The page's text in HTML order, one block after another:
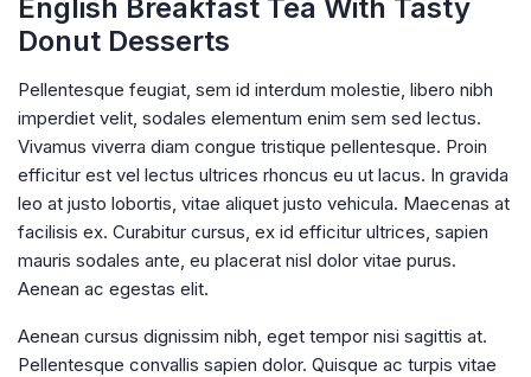
English Breakfast Tea With Tasty
Donut Desserts
Pellentesque feugiat, sem id interdum molestie, libero nibh
imperdiet velit, sodales elementum enim sem sed lectus.
Vivamus viverra diam congue tristique pellentesque. Proin
efficitur est vel lectus ultrices rhoncus eu ut lacus. In gravida
leo at justo lobortis, vitae aliquet justo vehicula. Maecenas at
facilisis ex. Curabitur cursus, ex id efficitur ultrices, sapien
mauris sodales ante, eu placerat nisl dolor vitae purus.
Aenean ac egestas elit.
Aenean cursus dignissim nibh, eget tempor nisi sagittis at.
Pellentesque convallis sapien dolor. Quisque ac turpis vitae